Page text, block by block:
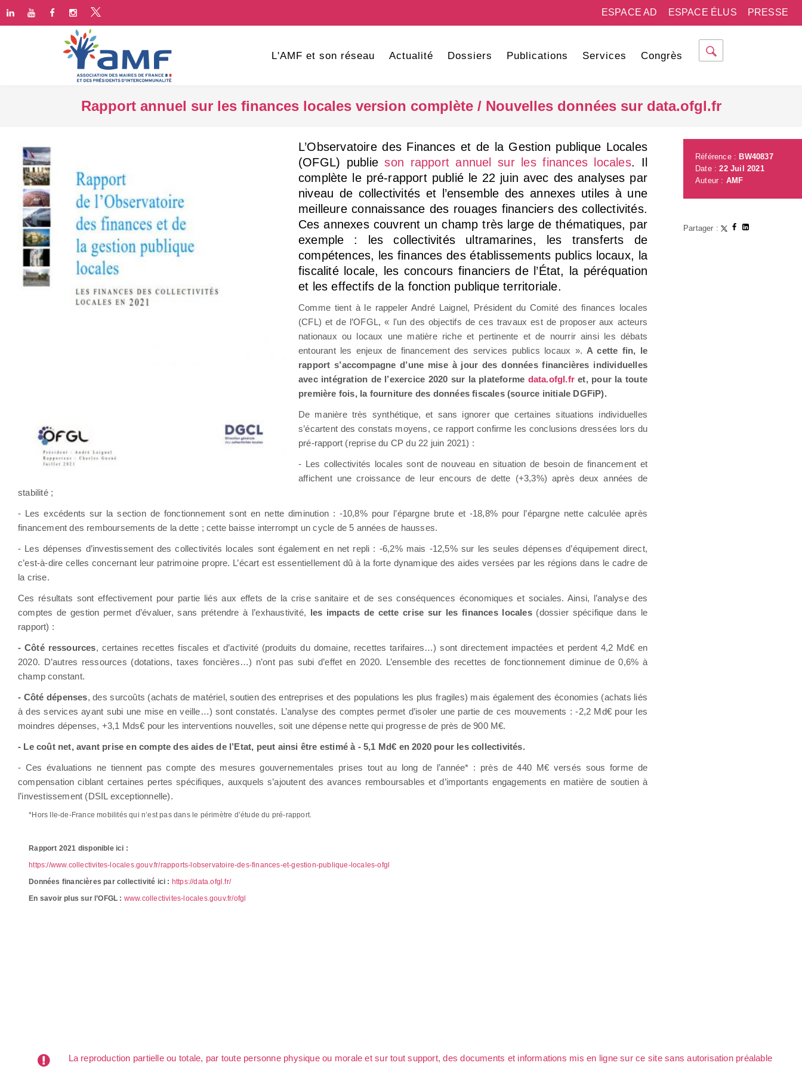
PRESSE
ESPACE ÉLUS
ESPACE AD
L'AMF et son réseau Actualité Dossiers Publications Services Congrès
Rapport annuel sur les finances locales version complète / Nouvelles données sur data.ofgl.fr
L’Observatoire des Finances et de la Gestion publique Locales
(OFGL) publieson rapport annuel sur les finances locales. Il
complète le pré-rapport publié le 22 juin avec des analyses par
niveau de collectivités et l’ensemble des annexes utiles à une
meilleure connaissance des rouages financiers des collectivités.
Ces annexes couvrent un champ très large de thématiques, par
exemple : les collectivités ultramarines, les transferts de
compétences, les finances des établissements publics locaux, la
fiscalité locale, les concours financiers de l’État, la péréquation
et les effectifs de la fonction publique territoriale.
Comme tient à le rappeler André Laignel, Président du Comité des finances locales
(CFL) et de l’OFGL, « l'un des objectifs de ces travaux est de proposer aux acteurs
nationaux ou locaux une matière riche et pertinente et de nourrir ainsi les débats
entourant les enjeux de financement des services publics locaux ». A cette fin, le
rapport s’accompagne d’une mise à jour des données financières individuelles
avec intégration de l’exercice 2020 sur la plateforme data.ofgl.fr et, pour la toute
première fois, la fourniture des données fiscales (source initiale DGFiP).
De manière très synthétique, et sans ignorer que certaines situations individuelles
s’écartent des constats moyens, ce rapport confirme les conclusions dressées lors du
pré-rapport (reprise du CP du 22 juin 2021) :
- Les collectivités locales sont de nouveau en situation de besoin de financement et
affichent une croissance de leur encours de dette (+3,3%) après deux années de
stabilité ;
- Les excédents sur la section de fonctionnement sont en nette diminution : -10,8% pour l’épargne brute et -18,8% pour l’épargne nette calculée après
financement des remboursements de la dette ; cette baisse interrompt un cycle de 5 années de hausses.
- Les dépenses d’investissement des collectivités locales sont également en net repli : -6,2% mais -12,5% sur les seules dépenses d’équipement direct,
c’est-à-dire celles concernant leur patrimoine propre. L’écart est essentiellement dû à la forte dynamique des aides versées par les régions dans le cadre de
la crise.
Ces résultats sont effectivement pour partie liés aux effets de la crise sanitaire et de ses conséquences économiques et sociales. Ainsi, l’analyse des
comptes de gestion permet d’évaluer, sans prétendre à l’exhaustivité, les impacts de cette crise sur les finances locales(dossier spécifique dans le
rapport) :
- Côté ressources, certaines recettes fiscales et d’activité (produits du domaine, recettes tarifaires…) sont directement impactées et perdent 4,2 Md€ en
2020. D’autres ressources (dotations, taxes foncières…) n’ont pas subi d’effet en 2020. L’ensemble des recettes de fonctionnement diminue de 0,6% à
champ constant.
- Côté dépenses, des surcoûts (achats de matériel, soutien des entreprises et des populations les plus fragiles) mais également des économies (achats liés
à des services ayant subi une mise en veille…) sont constatés. L’analyse des comptes permet d’isoler une partie de ces mouvements : -2,2 Md€ pour les
moindres dépenses, +3,1 Mds€ pour les interventions nouvelles, soit une dépense nette qui progresse de près de 900 M€.
- Le coût net, avant prise en compte des aides de l’Etat, peut ainsi être estimé à - 5,1 Md€ en 2020 pour les collectivités.
- Ces évaluations ne tiennent pas compte des mesures gouvernementales prises tout au long de l’année* : près de 440 M€ versés sous forme de
compensation ciblant certaines pertes spécifiques, auxquels s’ajoutent des avances remboursables et d’importants engagements en matière de soutien à
l’investissement (DSIL exceptionnelle).
*Hors Ile-de-France mobilités qui n’est pas dans le périmètre d’étude du pré-rapport.
Rapport 2021 disponible ici :
https://www.collectivites-locales.gouv.fr/rapports-lobservatoire-des-finances-et-gestion-publique-locales-ofgl
Données financières par collectivité ici : https://data.ofgl.fr/
En savoir plus sur l’OFGL : www.collectivites-locales.gouv.fr/ofgl
Référence : BW40837
Date :22 Juil 2021
Auteur : AMF
Partager :
La reproduction partielle ou totale, par toute personne physique ou morale et sur tout support, des documents et informations mis en ligne sur ce site sans autorisation préalable